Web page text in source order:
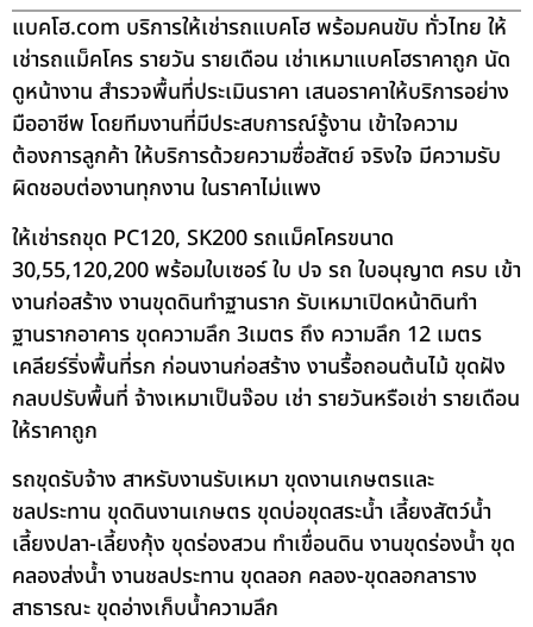
แบคโฮ.com บริการให้เช่ารถแบคโฮ พร้อมคนขับ ทั่วไทย ให้
เช่ารถแม็คโคร รายวัน รายเดือน เช่าเหมาแบคโฮราคาถูก นัด
ดูหน้างาน สำรวจพื้นที่ประเมินราคา เสนอราคาให้บริการอย่าง
มืออาชีพ โดยทีมงานที่มีประสบการณ์รู้งาน เข้าใจความ
ต้องการลูกค้า ให้บริการด้วยความซื่อสัตย์ จริงใจ มีความรับ
ผิดชอบต่องานทุกงาน ในราคาไม่แพง
ให้เช่ารถขุด PC120, SK200 รถแม็คโครขนาด
30,55,120,200 พร้อมใบเซอร์ ใบ ปจ รถ ใบอนุญาต ครบ เข้า
งานก่อสร้าง งานขุดดินทำฐานราก รับเหมาเปิดหน้าดินทำ
ฐานรากอาคาร ขุดความลึก 3เมตร ถึง ความลึก 12 เมตร
เคลียร์ริ่งพื้นที่รก ก่อนงานก่อสร้าง งานรื้อถอนต้นไม้ ขุดฝัง
กลบปรับพื้นที่ จ้างเหมาเป็นจ๊อบ เช่า รายวันหรือเช่า รายเดือน
ให้ราคาถูก
รถขุดรับจ้าง สาหรับงานรับเหมา ขุดงานเกษตรและ
ชลประทาน ขุดดินงานเกษตร ขุดบ่อขุดสระน้ำ เลี้ยงสัตว์น้ำ
เลี้ยงปลา-เลี้ยงกุ้ง ขุดร่องสวน ทำเขื่อนดิน งานขุดร่องน้ำ ขุด
คลองส่งน้ำ งานชลประทาน ขุดลอก คลอง-ขุดลอกลาราง
สาธารณะ ขุดอ่างเก็บน้ำความลึก